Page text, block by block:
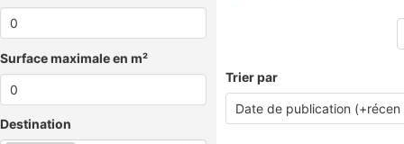
Surface maximale en m²
Destination
Trier par